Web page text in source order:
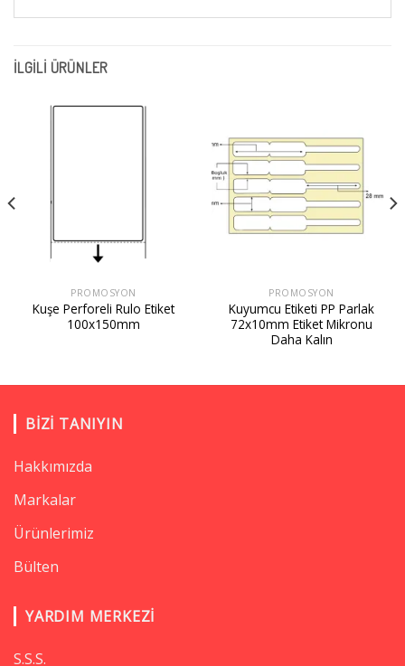
İLGILI ÜRÜNLER
PROMOSYON
Kuşe Perforeli Rulo Etiket
100x150mm
PROMOSYON
Kuyumcu Etiketi PP Parlak
72x10mm Etiket Mikronu
Daha Kalın
BIZI TANIYIN
Hakkımızda
Markalar
Ürünlerimiz
Bülten
YARDIM MERKEZI
S.S.S.